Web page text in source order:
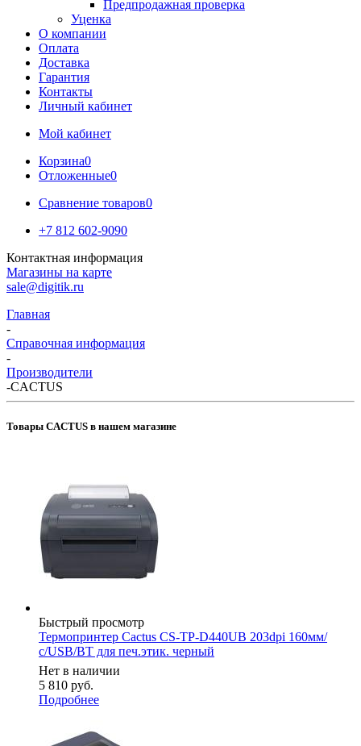
Предпродажная проверка
Уценка
О компании
Оплата
Доставка
Гарантия
Контакты
Личный кабинет
Мой кабинет
Корзина0
Отложенные0
Сравнение товаров0
+7 812 602-9090
Контактная информация
Магазины на карте
sale@digitik.ru
Главная
-
Справочная информация
-
Производители
-CACTUS
Товары CACTUS в нашем магазине
Быстрый просмотр
Термопринтер Cactus CS-TP-D440UB 203dpi 160мм/
с/USB/BT для печ.этик. черный
Нет в наличии
5 810 руб.
Подробнее